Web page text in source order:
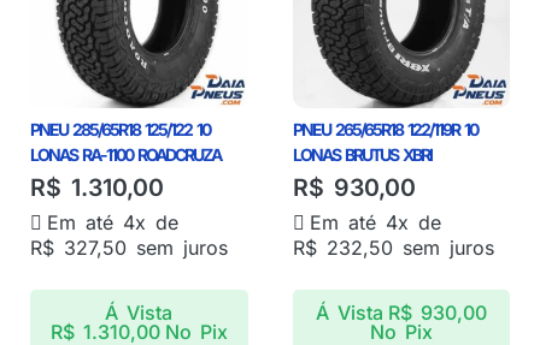
PNEU 285/65R18 125/122 10
LONAS RA-1100 ROADCRUZA
R$ 1.310,00
Em até 4x de
R$ 327,50 sem juros
Á Vista
R$1.310,00 No Pix
PNEU 265/65R18 122/119R 10
LONAS BRUTUS XBRI
R$ 930,00
Em até 4x de
R$232,50 sem juros
Á Vista R$930,00
No Pix